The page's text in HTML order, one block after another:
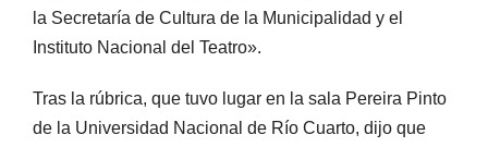
la Secretaría de Cultura de la Municipalidad y el
Instituto Nacional del Teatro».
Tras la rúbrica, que tuvo lugar en la sala Pereira Pinto
de la Universidad Nacional de Río Cuarto, dijo que